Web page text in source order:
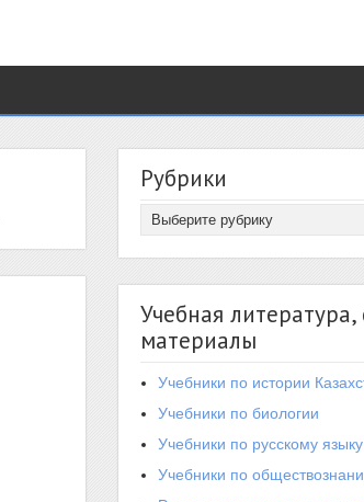
Рубрики
Учебная
материалы
Учебники по истории
Учебники по биологии
Учебники по русскому языку
Учебники по